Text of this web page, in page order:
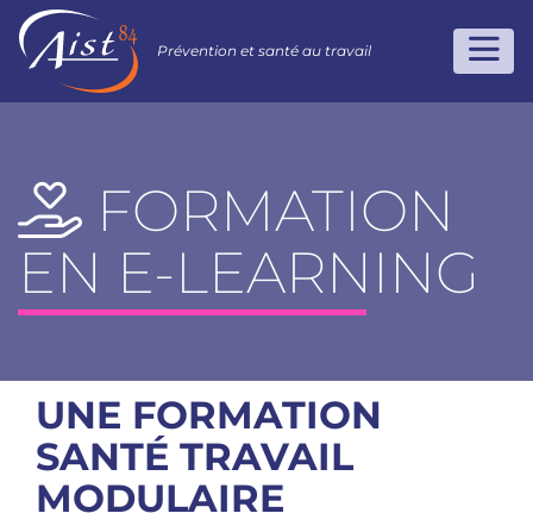
Prévention et santé au travail
FORMATION
EN E-LEARNING
UNE FORMATION
SANTÉ TRAVAIL
MODULAIRE